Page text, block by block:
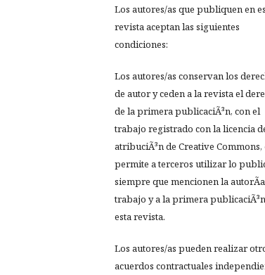
Los autores/as que publiquen en
revista aceptan las siguientes
condiciones:
Los autores/as conservan los
de autor y ceden a la revista el
de la primera publicaciÃ³n, con el
trabajo registrado con la licencia
atribuciÃ³n de Creative Commons,
permite a terceros utilizar lo
siempre que mencionen la
trabajo y a la primera
esta revista.
Los autores/as pueden realizar
acuerdos contractuales